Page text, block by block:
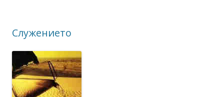
Служението